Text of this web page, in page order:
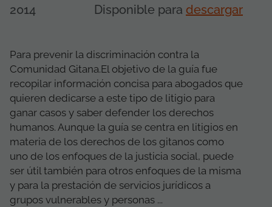
2014 Disponible para descargar
Para prevenir la discriminación contra la
Comunidad Gitana.El objetivo de la guía fue
recopilar información concisa para abogados que
quieren dedicarse a este tipo de litigio para
ganar casos y saber defender los derechos
humanos. Aunque la guía se centra en litigios en
materia de los derechos de los gitanos como
uno de los enfoques de la justicia social, puede
ser útil también para otros enfoques de la misma
y para la prestación de servicios jurídicos a
grupos vulnerables y personas ...